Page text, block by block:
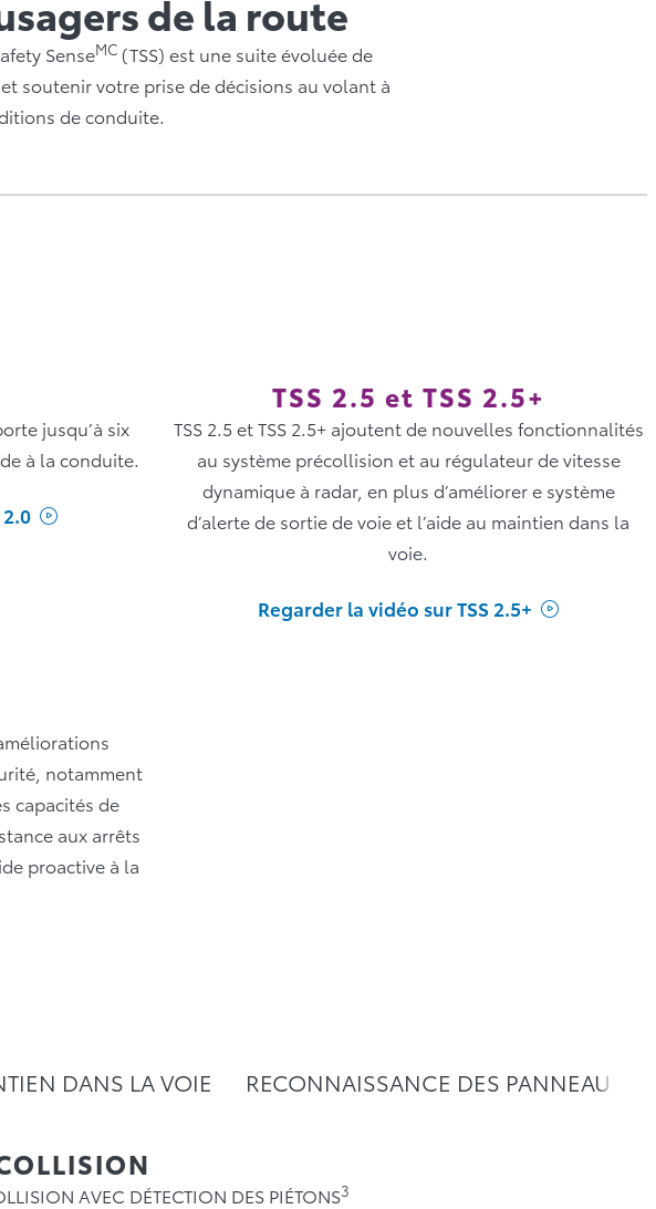
de la route
SenseMC (TSS) est une suite évoluée de
soutenir votre prise de décisions au volant à
de conduite.
jusqu’à six
à la conduite.
TSS 2.5 et TSS 2.5+
TSS 2.5 et TSS 2.5+ ajoutent de nouvelles fonctionnalités
au système précollision et au régulateur de vitesse
dynamique à radar, en plus d’améliorer e système
d’alerte de sortie de voie et l’aide au maintien dans la
voie.
Regarder la vidéo sur TSS 2.5+
notamment
capacités de
aux arrêts
proactive à la
DANS LA VOIE RECONNAISSANCE DES PANNEAUX
AVEC DÉTECTION DES PIÉTONS3